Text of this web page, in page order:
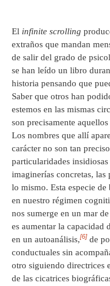
El infinite scrolling
extraños que mandan
de salir del grado de
se han leído un libro
historia pensando que
Saber que otros han
estemos en las mismas
son precisamente
Los nombres que allí
carácter no son tan
particularidades
imaginerías concretas,
lo mismo. Esta especie
en nuestro régimen
nos sumerge en un mar
es aumentar la capacidad
en un autoanálisis,[6] de
conductuales sin
otro siguiendo directrices
de las cicatrices